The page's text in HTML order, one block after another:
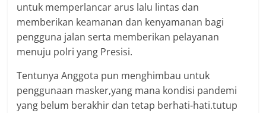
untuk memperlancar arus lalu lintas dan
memberikan keamanan dan kenyamanan bagi
pengguna jalan serta memberikan pelayanan
menuju polri yang Presisi.
Tentunya Anggota pun menghimbau untuk
penggunaan masker,yang mana kondisi pandemi
yang belum berakhir dan tetap berhati-hati.tutup